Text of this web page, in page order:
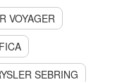
VOYAGER
SEBRING